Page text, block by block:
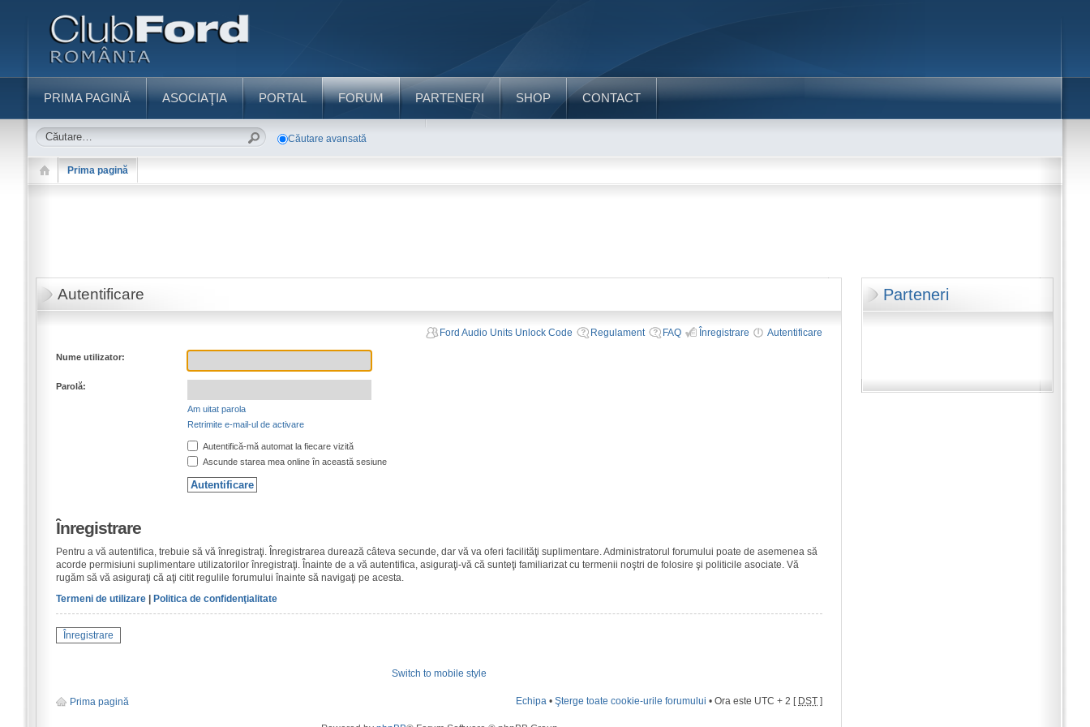
PRIMA PAGINĂ ASOCIAŢIA PORTAL FORUM PARTENERI SHOP CONTACT
Căutare avansată
Prima pagină
Parteneri
Autentificare
Ford Audio Units Unlock Code Regulament FAQ Înregistrare Autentificare
Nume utilizator:
Parolă:
Am uitat parola
Retrimite e-mail-ul de activare
Autentifică-mă automat la fiecare vizită
Ascunde starea mea online în această sesiune
Înregistrare
Pentru a vă autentifica, trebuie să vă înregistraţi. Înregistrarea durează câteva secunde, dar vă va oferi facilităţi suplimentare. Administratorul forumului poate de asemenea să
acorde permisiuni suplimentare utilizatorilor înregistraţi. Înainte de a vă autentifica, asiguraţi-vă că sunteţi familiarizat cu termenii noştri de folosire şi politicile asociate. Vă
rugăm să vă asiguraţi că aţi citit regulile forumului înainte să navigaţi pe acesta.
Termeni de utilizare| Politica de confidenţialitate
Înregistrare
Switch to mobile style
Prima pagină Echipa •Şterge toate cookie-urile forumului • Ora este UTC + 2 [ DST ]